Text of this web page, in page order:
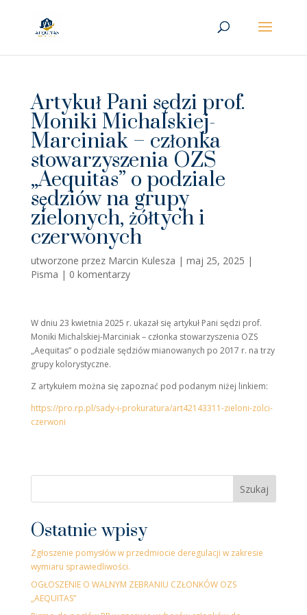
Artykuł Pani sędzi prof.
Moniki Michalskiej-
Marciniak – członka
stowarzyszenia OZS
„Aequitas” o podziale
sędziów na grupy
zielonych, żółtych i
czerwonych
utworzone przez Marcin Kulesza | maj 25, 2025 |
Pisma | 0 komentarzy
W dniu 23 kwietnia 2025 r. ukazał się artykuł Pani sędzi prof.
Moniki Michalskiej-Marciniak – członka stowarzyszenia OZS
„Aequitas” o podziale sędziów mianowanych po 2017 r. na trzy
grupy kolorystyczne.
Z artykułem można się zapoznać pod podanym niżej linkiem:
https://pro.rp.pl/sady-i-prokuratura/art42143311-zieloni-zolci-
czerwoni
Szukaj
Ostatnie wpisy
Zgłoszenie pomysłów w przedmiocie deregulacji w zakresie
wymiaru sprawiedliwości.
OGŁOSZENIE O WALNYM ZEBRANIU CZŁONKÓW OZS
„AEQUITAS”